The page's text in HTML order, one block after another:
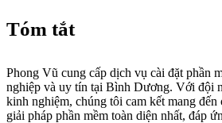
Tóm tắt
Phong Vũ cung cấp dịch vụ cài đặt phần
nghiệp và uy tín tại Bình Dương. Với đội
kinh nghiệm, chúng tôi cam kết mang
giải pháp phần mềm toàn diện nhất, đáp